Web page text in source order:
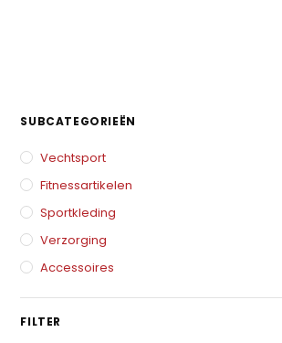
SUBCATEGORIEËN
Vechtsport
Fitnessartikelen
Sportkleding
Verzorging
Accessoires
FILTER